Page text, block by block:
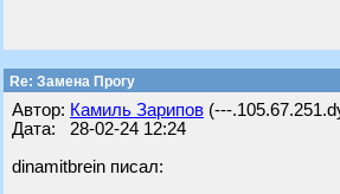
Re: Замена Прогу
Автор: Камиль Зарипов (---
Дата: 28-02-24 12:24
dinamitbrein писал: